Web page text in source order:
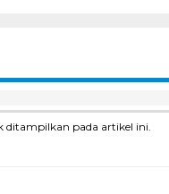
ditampilkan pada artikel ini.